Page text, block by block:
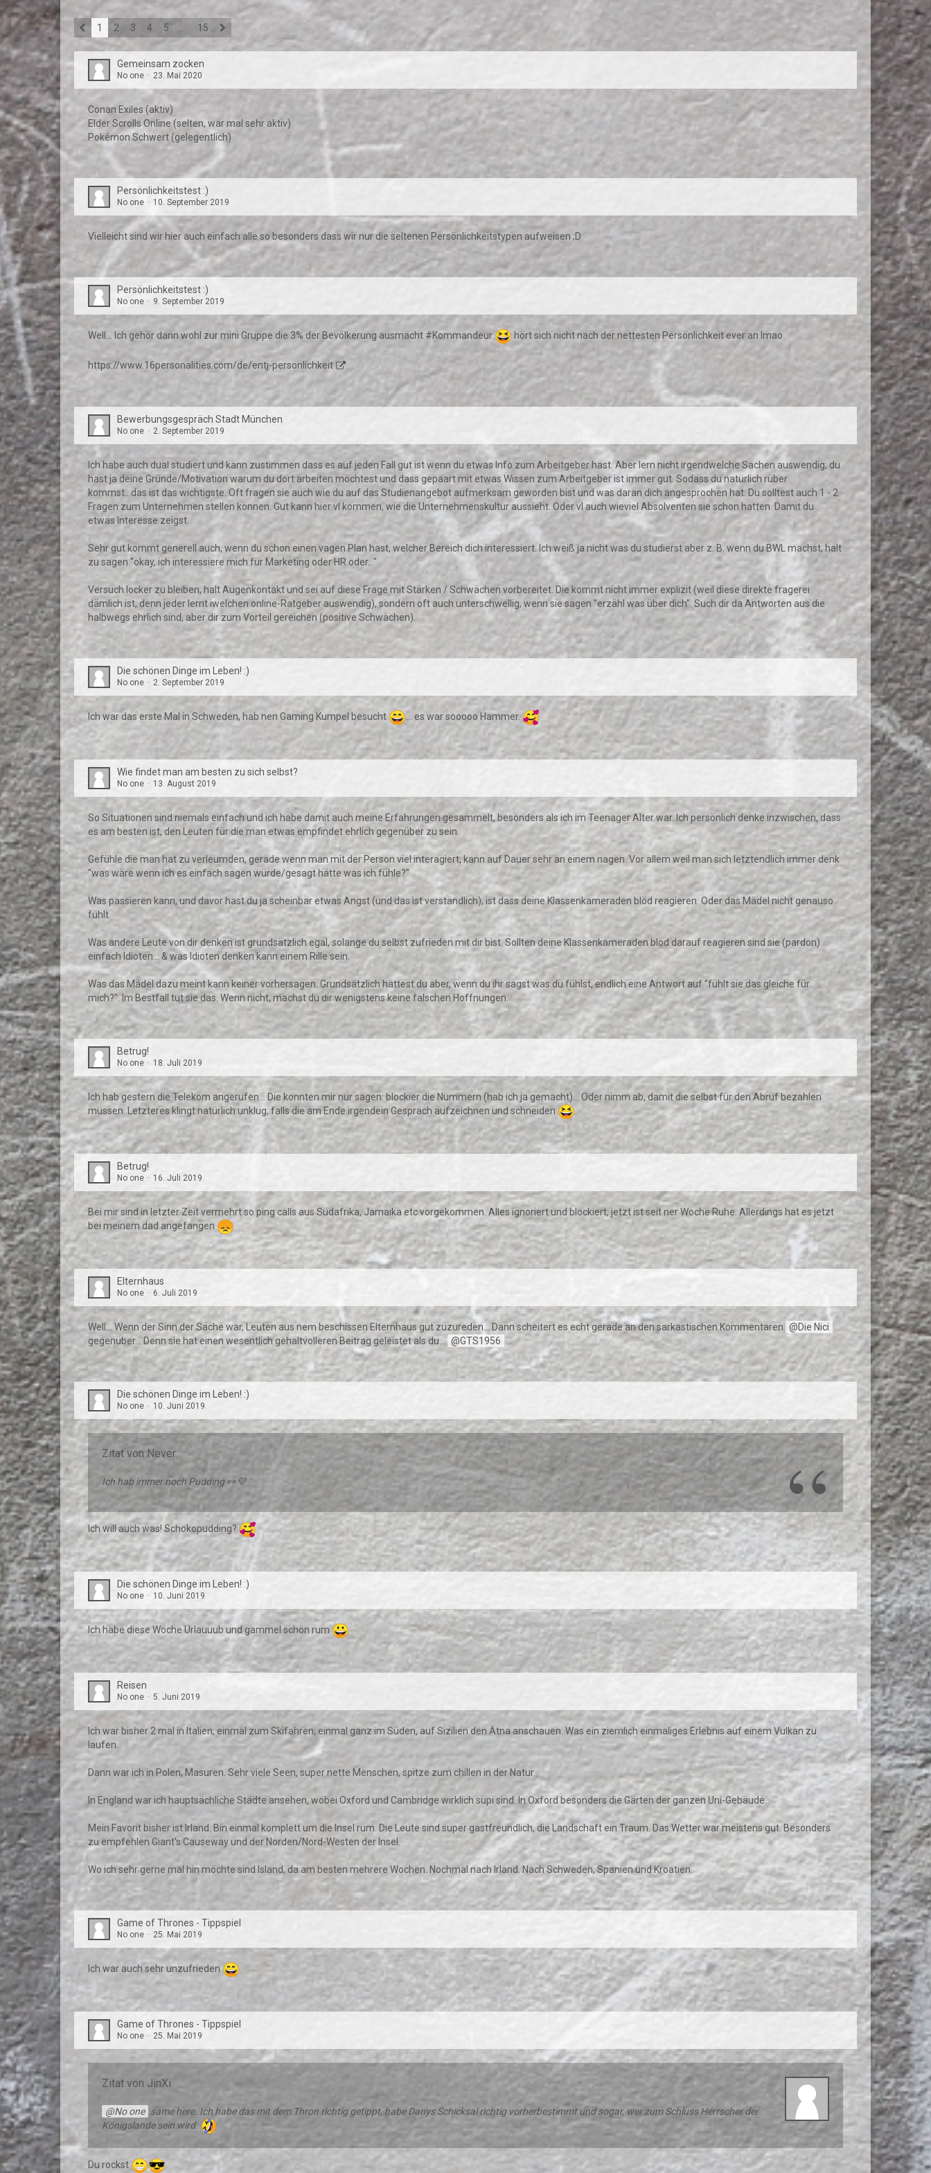
1 2 3 4 5 15
Gemeinsam zocken
No one 23. Mai 2020
Conan Exiles (aktiv)
Elder Scrolls Online (selten, war mal sehr aktiv)
Pokémon Schwert (gelegentlich)
Persönlichkeitstest :)
No one 10. September 2019
Vielleicht sind wir hier auch einfach alle so besonders dass wir nur die seltenen Persönlichkeitstypen aufweisen ;D
Persönlichkeitstest :)
No one 9. September 2019
Well... Ich gehör dann wohl zur mini Gruppe die 3% der Bevölkerung ausmacht #Kommandeur hört sich nicht nach der nettesten Persönlichkeit ever an lmao
https://www.16personalities.com/de/entj-personlichkeit
Bewerbungsgespräch Stadt München
No one 2. September 2019
Ich habe auch dual studiert und kann zustimmen dass es auf jeden Fall gut ist wenn du etwas Info zum Arbeitgeber hast. Aber lern nicht irgendwelche Sachen auswendig; du
hast ja deine Gründe/Motivation warum du dort arbeiten möchtest und dass gepaart mit etwas Wissen zum Arbeitgeber ist immer gut. Sodass du natürlich rüber
kommst...das ist das wichtigste. Oft fragen sie auch wie du auf das Studienangebot aufmerksam geworden bist und was daran dich angesprochen hat. Du solltest auch 1 - 2
Fragen zum Unternehmen stellen können. Gut kann hier vl kommen, wie die Unternehmenskultur aussieht. Oder vl auch wieviel Absolventen sie schon hatten. Damit du
etwas Interesse zeigst.
Sehr gut kommt generell auch, wenn du schon einen vagen Plan hast, welcher Bereich dich interessiert. Ich weiß ja nicht was du studierst aber z. B. wenn du BWL machst, halt
zu sagen "okay, ich interessiere mich für Marketing oder HR oder..."
Versuch locker zu bleiben, halt Augenkontakt und sei auf diese Frage mit Stärken / Schwächen vorbereitet. Die kommt nicht immer explizit (weil diese direkte fragerei
dämlich ist, denn jeder lernt iwelchen online-Ratgeber auswendig), sondern oft auch unterschwellig, wenn sie sagen "erzähl was über dich". Such dir da Antworten aus die
halbwegs ehrlich sind, aber dir zum Vorteil gereichen (positive Schwächen).
Die schönen Dinge im Leben! :)
No one 2. September 2019
Ich war das erste Mal in Schweden, hab nen Gaming Kumpel besucht ... es war sooooo Hammer.
Wie findet man am besten zu sich selbst?
No one 13. August 2019
So Situationen sind niemals einfach und ich habe damit auch meine Erfahrungen gesammelt, besonders als ich im Teenager Alter war. Ich persönlich denke inzwischen, dass
es am besten ist, den Leuten für die man etwas empfindet ehrlich gegenüber zu sein.
Gefühle die man hat zu verleumden, gerade wenn man mit der Person viel interagiert, kann auf Dauer sehr an einem nagen. Vor allem weil man sich letztendlich immer denk
"was wäre wenn ich es einfach sagen würde/gesagt hätte was ich fühle?"
Was passieren kann, und davor hast du ja scheinbar etwas Angst (und das ist verständlich), ist dass deine Klassenkameraden blöd reagieren. Oder das Mädel nicht genauso
fühlt.
Was andere Leute von dir denken ist grundsätzlich egal, solange du selbst zufrieden mit dir bist. Sollten deine Klassenkameraden blöd darauf reagieren sind sie (pardon)
einfach Idioten... & was Idioten denken kann einem Rille sein.
Was das Mädel dazu meint kann keiner vorhersagen. Grundsätzlich hättest du aber, wenn du ihr sagst was du fühlst, endlich eine Antwort auf "fühlt sie das gleiche für
mich?". Im Bestfall tut sie das. Wenn nicht, machst du dir wenigstens keine falschen Hoffnungen.
Betrug!
No one 18. Juli 2019
Ich hab gestern die Telekom angerufen... Die konnten mir nur sagen: blockier die Nummern (hab ich ja gemacht)... Oder nimm ab, damit die selbst für den Abruf bezahlen
müssen. Letzteres klingt natürlich unklug, falls die am Ende irgendein Gespräch aufzeichnen und schneiden
Betrug!
No one 16. Juli 2019
Bei mir sind in letzter Zeit vermehrt so ping calls aus Südafrika, Jamaika etc vorgekommen. Alles ignoriert und blockiert, jetzt ist seit ner Woche Ruhe. Allerdings hat es jetzt
bei meinem dad angefangen
Elternhaus
No one 6. Juli 2019
Well... Wenn der Sinn der Sache war, Leuten aus nem beschissen Elternhaus gut zuzureden... Dann scheitert es echt gerade an den sarkastischen Kommentaren
Die Nici
gegenüber... Denn sie hat einen wesentlich gehaltvolleren Beitrag geleistet als du...
GTS1956 ...
Die schönen Dinge im Leben! :)
No one 10. Juni 2019
Zitat von Never
Ich hab immer noch Pudding 👀💜
Ich will auch was! Schokopudding?
Die schönen Dinge im Leben! :)
No one 10. Juni 2019
Ich habe diese Woche Urlauuub und gammel schön rum
Reisen
No one 5. Juni 2019
Ich war bisher 2 mal in Italien, einmal zum Skifahren, einmal ganz im Süden, auf Sizilien den Ätna anschauen. Was ein ziemlich einmaliges Erlebnis auf einem Vulkan zu
laufen.
Dann war ich in Polen, Masuren. Sehr viele Seen, super nette Menschen, spitze zum chillen in der Natur.
In England war ich hauptsächliche Städte ansehen, wobei Oxford und Cambridge wirklich supi sind. In Oxford besonders die Gärten der ganzen Uni-Gebäude.
Mein Favorit bisher ist Irland. Bin einmal komplett um die Insel rum. Die Leute sind super gastfreundlich, die Landschaft ein Traum. Das Wetter war meistens gut. Besonders
zu empfehlen Giant's Causeway und der Norden/Nord-Westen der Insel.
Wo ich sehr gerne mal hin möchte sind Island, da am besten mehrere Wochen. Nochmal nach Irland. Nach Schweden, Spanien und Kroatien.
Game of Thrones - Tippspiel
No one 25. Mai 2019
Ich war auch sehr unzufrieden
Game of Thrones - Tippspiel
No one 25. Mai 2019
Zitat von JinXi
No one same here. Ich habe das mit dem Thron richtig getippt, habe Danys Schicksal richtig vorherbestimmt und sogar, wer zum Schluss Herrscher der
Königslande sein wird.
Du rockst